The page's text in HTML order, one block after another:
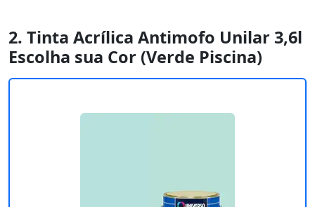
2. Tinta Acrílica Antimofo Unilar 3,6l
Escolha sua Cor (Verde Piscina)